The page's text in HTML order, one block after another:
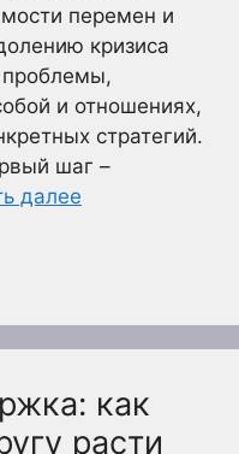
перемен и
кризиса
проблемы,
и отношениях,
стратегий.
шаг –
далее
как
расти